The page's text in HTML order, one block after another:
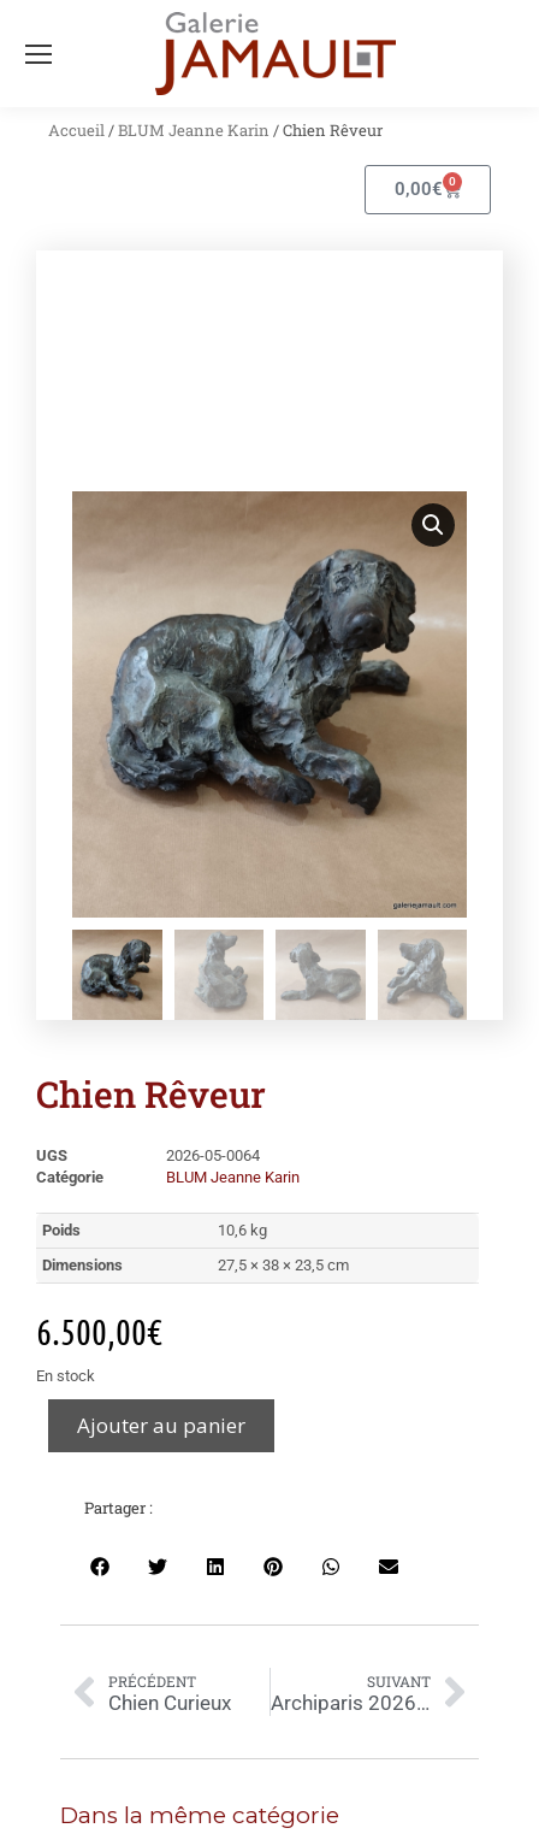
Accueil/BLUM Jeanne Karin / Chien Rêveur
0,00€ 0
Chien Rêveur
UGS
2026-05-0064
Catégorie
BLUM Jeanne Karin
Poids
10,6 kg
Dimensions
27,5 × 38 × 23,5 cm
6.500,00€
En stock
Ajouter au panier
Partager :
PRÉCÉDENT
Chien Curieux
SUIVANT
Archiparis 2026-05-0084
Dans la même catégorie